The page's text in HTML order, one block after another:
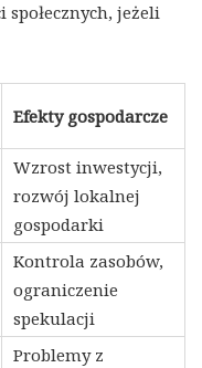
jeżeli
Efekty gospodarcze
Wzrost inwestycji,
rozwój lokalnej
gospodarki
Kontrola zasobów,
ograniczenie
spekulacji
Problemy z